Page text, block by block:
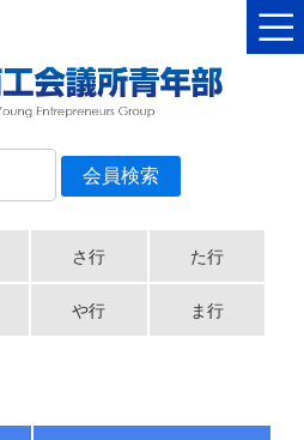
さ行 た行
や行 ま行